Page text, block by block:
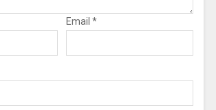
Email *